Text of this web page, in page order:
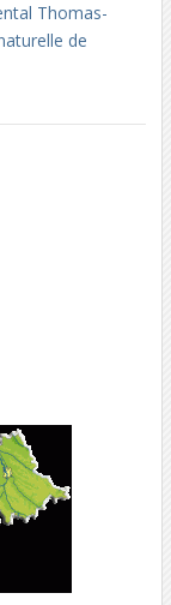
Thomas-
de